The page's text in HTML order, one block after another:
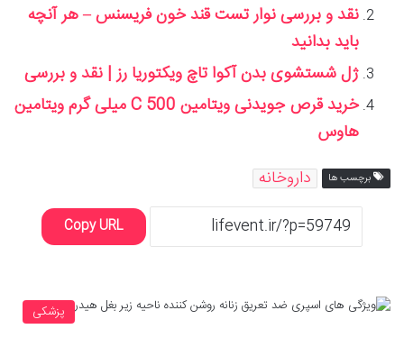
نقد و بررسی نوار تست قند خون فریسنس – هر آنچه
باید بدانید
ژل شستشوی بدن آکوا تاچ ویکتوریا رز | نقد و بررسی
خرید قرص جویدنی ویتامین C 500 میلی گرم ویتامین
هاوس
برچسب ها داروخانه
Copy URL
پزشکی